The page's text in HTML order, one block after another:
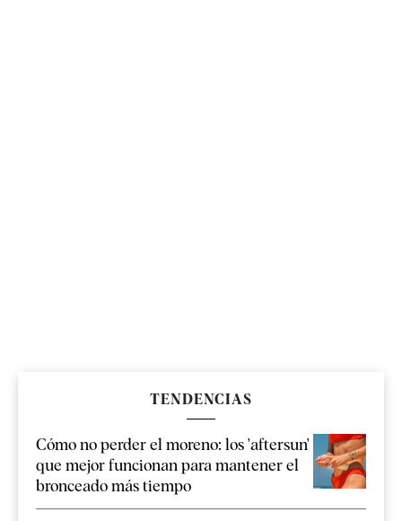
TENDENCIAS
Cómo no perder el moreno: los 'aftersun'
que mejor funcionan para mantener el
bronceado más tiempo